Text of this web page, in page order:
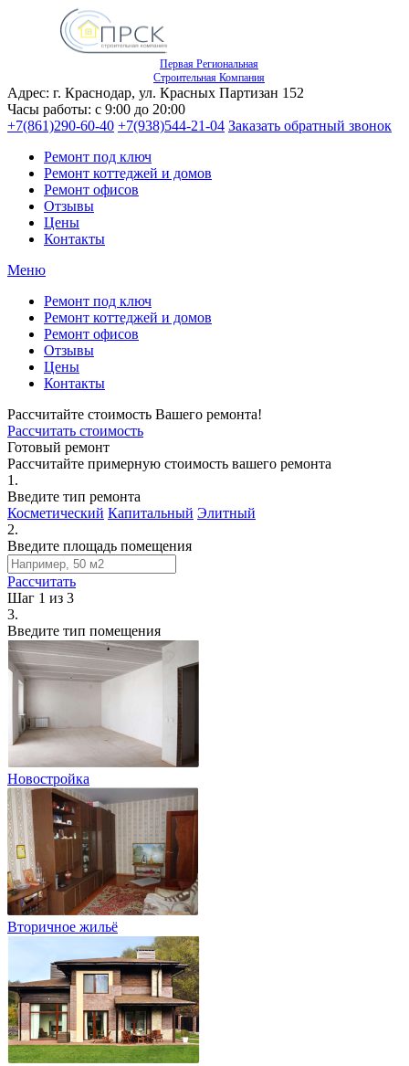
Первая Региональная
Строительная Компания
Адрес: г. Краснодар, ул. Красных Партизан 152
Часы работы: с 9:00 до 20:00
+7(861)290-60-40 +7(938)544-21-04 Заказать обратный звонок
Ремонт под ключ
Ремонт коттеджей и домов
Ремонт офисов
Отзывы
Цены
Контакты
Меню
Ремонт под ключ
Ремонт коттеджей и домов
Ремонт офисов
Отзывы
Цены
Контакты
Рассчитайте стоимость Вашего ремонта!
Рассчитать стоимость
Готовый ремонт
Рассчитайте примерную стоимость вашего ремонта
1.
Введите тип ремонта
Косметический Капитальный Элитный
2.
Введите площадь помещения
Рассчитать
Шаг 1 из 3
3.
Введите тип помещения
Новостройка
Вторичное жильё